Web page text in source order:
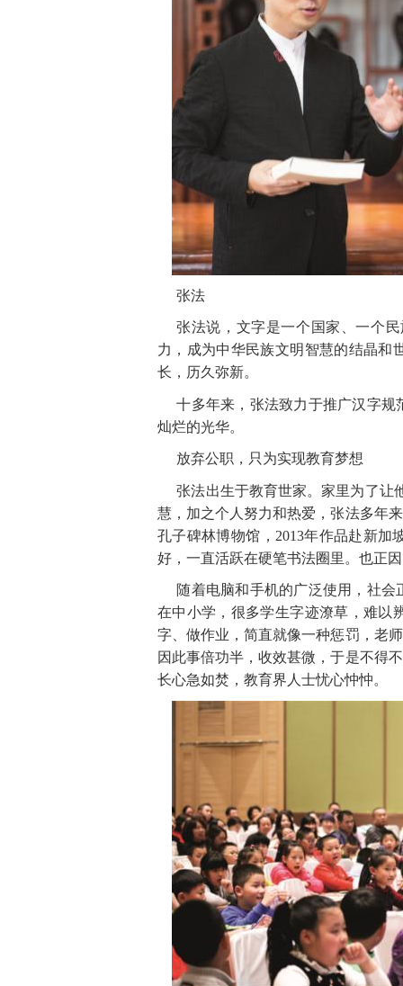
张法
张法说，文字是一个国家、一个
力，成为中华民族文明智慧的结晶和
长，历久弥新。
十多年来，张法致力于推广汉字
灿烂的光华。
放弃公职，只为实现教育梦想
张法出生于教育世家。家里为了让
慧，加之个人努力和热爱，张法多年
孔子碑林博物馆 ， 2013年作品赴新加
好，一直活跃在硬笔书法圈里。也正
随着电脑和手机的广泛使用，社
在中小学，很多学生字迹潦草，难以
字、做作业，简直就像一种惩罚，老
因此事倍功半，收效甚微，于是不得
长心急如焚，教育界人士忧心忡忡。